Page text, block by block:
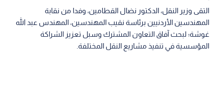
التقى وزير النقل، الدكتور نضال القطامين، وفدا من نقابة
المهندسين الأردنيين برئاسة نقيب المهندسين، المهندس عبد الله
غوشة؛ لبحث آفاق التعاون المشترك وسبل تعزيز الشراكة
المؤسسية في تنفيذ مشاريع النقل المختلفة.